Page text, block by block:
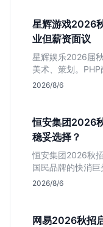
星辉游戏2026
业但薪资面议
星辉娱乐2026届
美术、策划。
面议。适合想接触
2026/8/6
恒安集团2026
稳妥选择？
恒安集团2026秋
国民品牌的快消
深度解析管培生项
2026/8/6
网易2026秋招